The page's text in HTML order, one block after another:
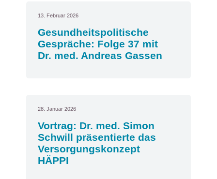
13. Februar 2026
Gesundheitspolitische
Gespräche: Folge 37 mit
Dr. med. Andreas Gassen
28. Januar 2026
Vortrag: Dr. med. Simon
Schwill präsentierte das
Versorgungskonzept
HÄPPI